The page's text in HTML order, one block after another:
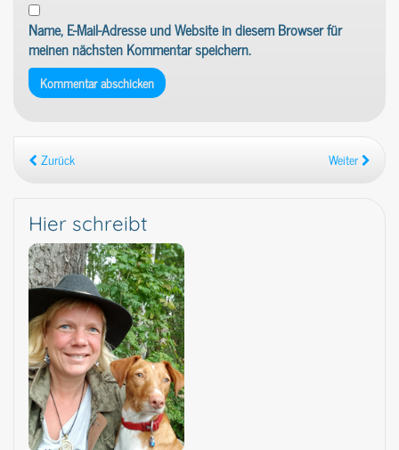
Name, E-Mail-Adresse und Website in diesem Browser für
meinen nächsten Kommentar speichern.
Zurück Weiter
Hier schreibt